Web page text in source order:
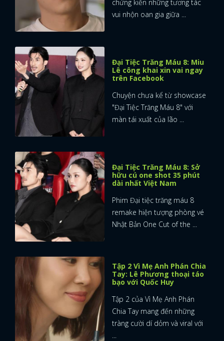
chứng kiến những tương tác
vui nhộn oan gia giữa ...
Đại Tiệc Trăng Máu 8: Miu
Lê công khai xin vai ngay
trên Facebook
Chuyện chưa kể từ showcase
"Đại Tiệc Trăng Máu 8" với
màn tái xuất của lão ...
Đại Tiệc Trăng Máu 8: Sở
hữu cú one shot 35 phút
dài nhất Việt Nam
Phim Đại tiệc trăng máu 8
remake hiện tượng phòng vé
Nhật Bản One Cut of the ...
Tập 2 Vì Mẹ Anh Phán Chia
Tay: Lê Phương thoại táo
bạo với Quốc Huy
Tập 2 của Vì Mẹ Anh Phán
Chia Tay mang đến những
tràng cười dí dỏm và viral với
...